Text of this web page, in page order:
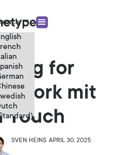
for
mit
Touch
SVEN HEINS APRIL 30, 2025